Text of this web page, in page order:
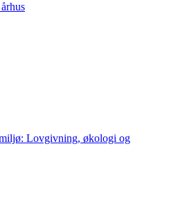
Lovgivning, økologi og